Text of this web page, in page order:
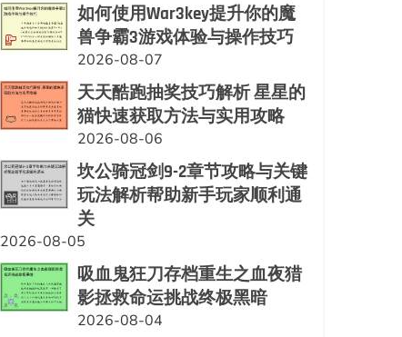
如何使用War3key提升你的魔
兽争霸3游戏体验与操作技巧
2026-08-07
天天酷跑抽奖技巧解析 星星的
猫快速获取方法与实用攻略
2026-08-06
坎公骑冠剑9-2章节攻略与关键
玩法解析帮助新手玩家顺利通
关
2026-08-05
吸血鬼狂刀存档重生之血夜猎
影拯救命运挑战终极黑暗
2026-08-04